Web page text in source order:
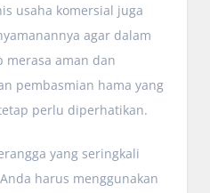
usaha komersial juga
agar dalam
merasa aman dan
pembasmian hama yang
perlu diperhatikan.
yang seringkali
harus menggunakan